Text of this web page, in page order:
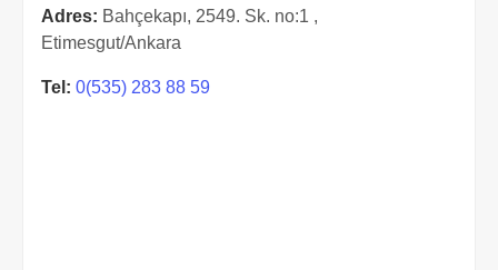
Adres: Bahçekapı, 2549. Sk. no:1 ,
Etimesgut/Ankara
Tel: 0(535) 283 88 59